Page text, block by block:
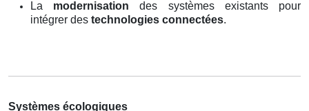
La modernisation des systèmes existants pour
intégrer des technologies connectées.
Systèmes écologiques